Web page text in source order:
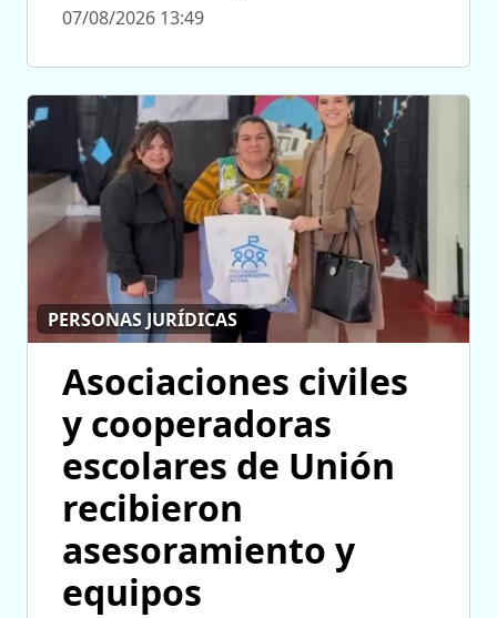
07/08/2026 13:49
PERSONAS JURÍDICAS
Asociaciones civiles
y cooperadoras
escolares de Unión
recibieron
asesoramiento y
equipos